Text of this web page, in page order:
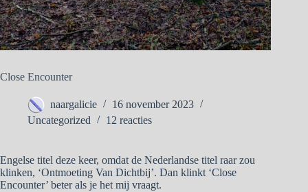
Close Encounter
naargalicie
16 november 2023
Uncategorized
12 reacties
Engelse titel deze keer, omdat de Nederlandse titel raar zou
klinken, ‘Ontmoeting Van Dichtbij’. Dan klinkt ‘Close
Encounter’ beter als je het mij vraagt.